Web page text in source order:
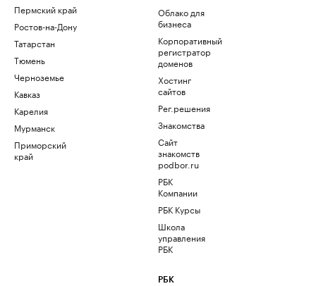
Пермский край
Ростов-на-Дону
Татарстан
Тюмень
Черноземье
Кавказ
Карелия
Мурманск
Приморский
край
Облако для
бизнеса
Корпоративный
регистратор
доменов
Хостинг
сайтов
Рег.решения
Знакомства
Сайт
знакомств
podbor.ru
РБК
Компании
РБК Курсы
Школа
управления
РБК
РБК